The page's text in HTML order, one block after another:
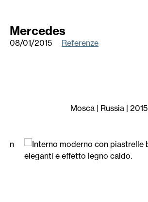
Mercedes
08/01/2015 Referenze
Mosca | Russia | 2015